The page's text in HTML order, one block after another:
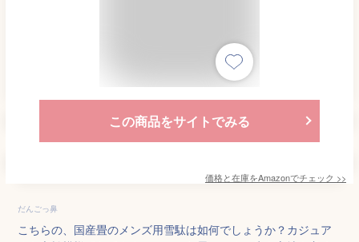
この商品をサイトでみる
価格と在庫をAmazonでチェック >>
だんごっ鼻
こちらの、国産畳のメンズ用雪駄は如何でしょうか？カジュア